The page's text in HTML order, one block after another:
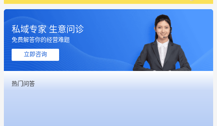
私域专家 生意问诊
免费解答你的经营难题
立即咨询
热门问答